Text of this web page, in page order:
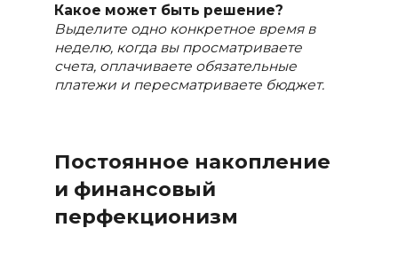
Какое может быть решение?
Выделите одно конкретное время в
неделю, когда вы просматриваете
счета, оплачиваете обязательные
платежи и пересматриваете бюджет.
Постоянное накопление
и финансовый
перфекционизм